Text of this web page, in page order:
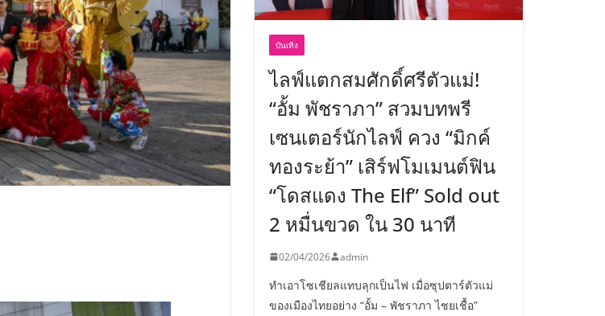
บันเทิง
ไลฟ์แตกสมศักดิ์ศรีตัวแม่!
“อั้ม พัชราภา” สวมบทพรี
เซนเตอร์นักไลฟ์ ควง “มิกค์
ทองระย้า” เสิร์ฟโมเมนต์ฟิน
“โดสแดง The Elf” Sold out
2 หมื่นขวด ใน 30 นาที
02/04/2026 admin
ทำเอาโซเชียลแทบลุกเป็นไฟ เมื่อซุปตาร์ตัวแม่
ของเมืองไทยอย่าง “อั้ม – พัชราภา ไชยเชื้อ”